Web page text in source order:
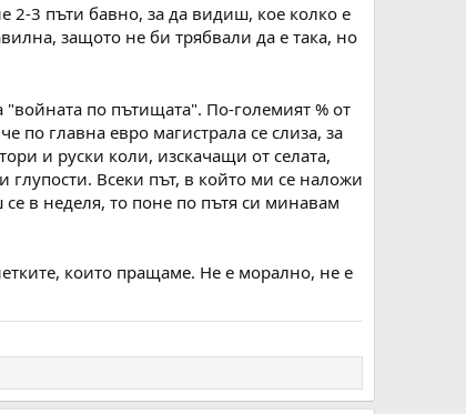
2-3 пъти бавно, за да видиш, кое колко е
защото не би трябвали да е така, но
по пътищата". По-големият % от
главна евро магистрала се слиза, за
и руски коли, изскачащи от селата,
Всеки път, в който ми се наложи
в неделя, то поне по пътя си минавам
които пращаме. Не е морално, не е